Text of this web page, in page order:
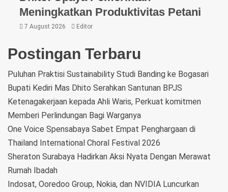
Meningkatkan Produktivitas Petani
7 August 2026 Editor
Postingan Terbaru
Puluhan Praktisi Sustainability Studi Banding ke Bogasari
Bupati Kediri Mas Dhito Serahkan Santunan BPJS
Ketenagakerjaan kepada Ahli Waris, Perkuat komitmen
Memberi Perlindungan Bagi Warganya
One Voice Spensabaya Sabet Empat Penghargaan di
Thailand International Choral Festival 2026
Sheraton Surabaya Hadirkan Aksi Nyata Dengan Merawat
Rumah Ibadah
Indosat, Ooredoo Group, Nokia, dan NVIDIA Luncurkan